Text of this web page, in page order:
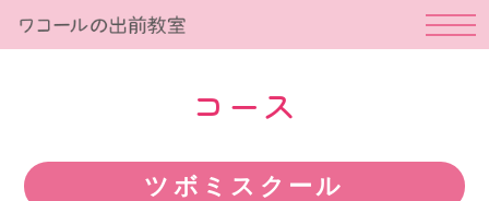
コース
ツボミスクール